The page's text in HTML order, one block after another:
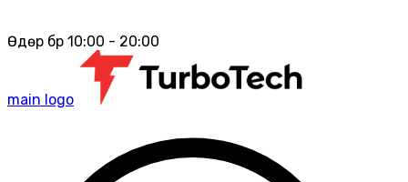
Өдөр бүр 10:00 - 20:00
main logo